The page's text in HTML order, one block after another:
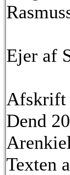
Ejer af
Afskrift
Dend
Texten